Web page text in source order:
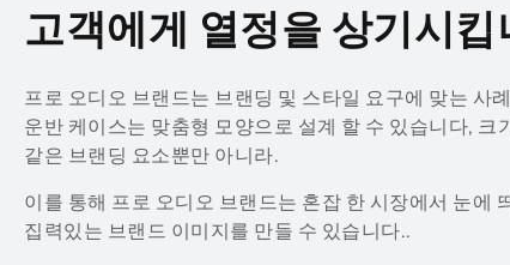
고객에게 열정을 상기시킵
프로 오디오 브랜드는 브랜딩 및 스타일 요구에 맞는 사
운반 케이스는 맞춤형 모양으로 설계 할 수 있습니다, 크
같은 브랜딩 요소뿐만 아니라.
이를 통해 프로 오디오 브랜드는 혼잡 한 시장에서 눈에
집력있는 브랜드 이미지를 만들 수 있습니다..